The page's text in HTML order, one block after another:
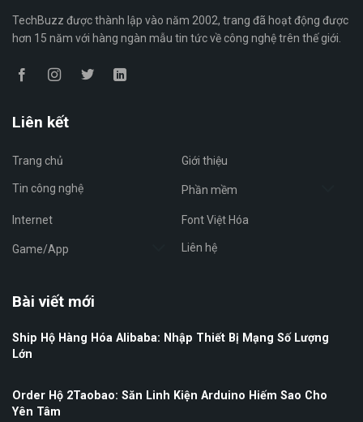
TechBuzz được thành lập vào năm 2002, trang đã hoạt động được
hơn 15 năm với hàng ngàn mẫu tin tức về công nghệ trên thế giới.
Liên kết
Trang chủ Giới thiệu
Tin công nghệ Phần mềm
Internet Font Việt Hóa
Game/App Liên hệ
Bài viết mới
Ship Hộ Hàng Hóa Alibaba: Nhập Thiết Bị Mạng Số Lượng
Lớn
Order Hộ 2Taobao: Săn Linh Kiện Arduino Hiếm Sao Cho
Yên Tâm